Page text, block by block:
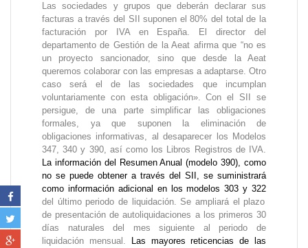
Las sociedades y grupos que deberán declarar sus
facturas a través del SII suponen el 80% del total de la
facturación por IVA en España. El director del
departamento de Gestión de la Aeat afirma que “no es
un proyecto sancionador, sino que desde la Aeat
queremos colaborar con las empresas a adaptarse. Otro
caso será el de las sociedades que incumplan
voluntariamente con esta obligación». Con el SII se
persigue, de una parte simplificar las obligaciones
formales, ya que suponen la eliminación de
obligaciones informativas, al desaparecer los Modelos
347, 340 y 390, así como los Libros Registros de IVA.
La información del Resumen Anual (modelo 390), como
no se puede obtener a través del SII, se suministrará
como información adicional en los modelos 303 y 322
del último periodo de liquidación. Se ampliará el plazo
de presentación de autoliquidaciones a los primeros 30
días naturales del mes siguiente al periodo de
liquidación mensual.
Las mayores reticencias de las